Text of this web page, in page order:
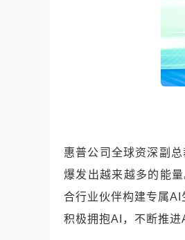
惠普公司全球资深副
爆发出越来越多的能
合行业伙伴构建专属
积极拥抱AI，不断推